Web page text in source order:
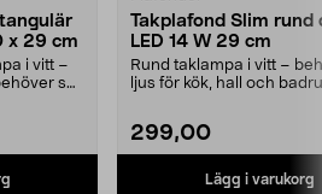
x 29 cm
i vitt –
se
Takplafond Slim rund
LED 14 W 29 cm
Rund taklampa i vitt –
ljus för kök, hall och
299,00
Lägg i varukorg